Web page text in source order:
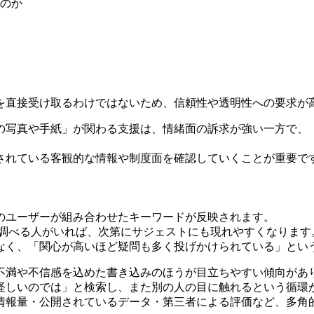
か
接受け取るわけではないため、信頼性や透明性への要求が
真や手紙」が関わる支援は、情緒面の訴求が強い一方で
ている客観的な情報や制度面を確認していくことが重要で
ーザーが組み合わせたキーワードが反映されます。
る人がいれば、次第にサジェストにも現れやすくなります
、「関心が高いほど疑問も多く投げかけられている」とい
や不信感を込めた書き込みのほうが目立ちやすい傾向があ
いのでは」と検索し、また別の人の目に触れるという循環
量・公開されているデータ・第三者による評価など、多角